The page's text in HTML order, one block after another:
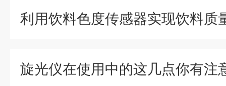
旋光仪在使用中的这几点你有注